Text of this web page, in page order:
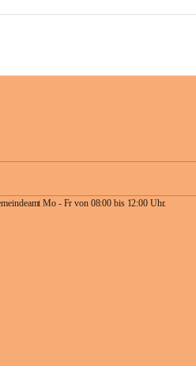
Mo - Fr von 08:00 bis 12:00 Uhr.